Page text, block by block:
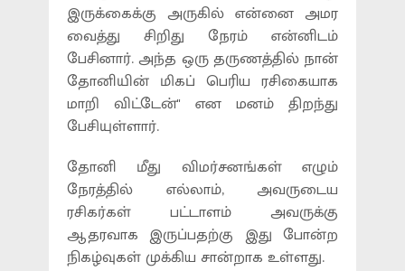
இருக்கைக்கு அருகில் என்னை அமர
வைத்து சிறிது நேரம் என்னிடம்
பேசினார். அந்த ஒரு தருணத்தில் நான்
தோனியின் மிகப் பெரிய ரசிகையாக
மாறி விட்டேன்'' என மனம் திறந்து
பேசியுள்ளார்.
தோனி மீது விமர்சனங்கள் எழும்
நேரத்தில் எல்லாம், அவருடைய
ரசிகர்கள் பட்டாளம் அவருக்கு
ஆதரவாக இருப்பதற்கு இது போன்ற
நிகழ்வுகள் முக்கிய சான்றாக உள்ளது.